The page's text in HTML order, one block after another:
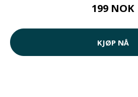
199 NOK
KJØP NÅ